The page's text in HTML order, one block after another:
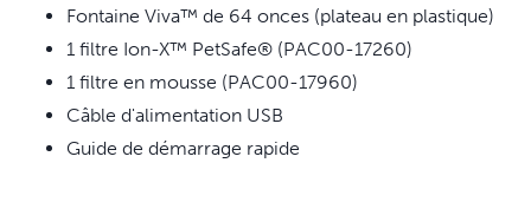
Pratique pour les maîtres d'animaux de compagnie,
avec moins d'entretien requis
Fontaine Viva™ de 64 onces (plateau en plastique)
1 filtre Ion-X™ PetSafe® (PAC00-17260)
1 filtre en mousse (PAC00-17960)
Câble d'alimentation USB
Guide de démarrage rapide